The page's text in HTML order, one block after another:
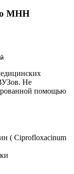
МНН
Не
помощью
( Ciprofloxacinum